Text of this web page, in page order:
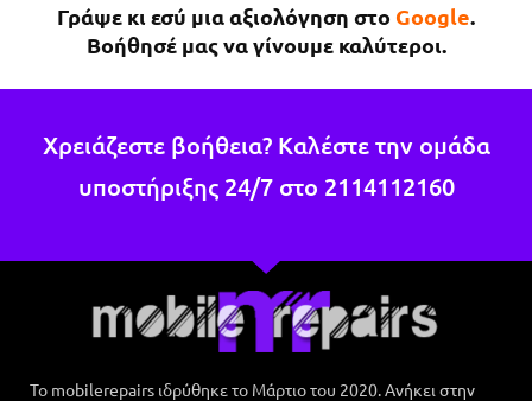
κάτι άλλο θα επιστρέψω σίγουρα.
Γράψε κι εσύ μια αξιολόγηση στο Google.
Βοήθησέ μας να γίνουμε καλύτεροι.
Χρειάζεστε βοήθεια? Καλέστε την ομάδα
υποστήριξης 24/7 στο 2114112160
Το mobilerepairs ιδρύθηκε το Μάρτιο του 2020. Ανήκει στην